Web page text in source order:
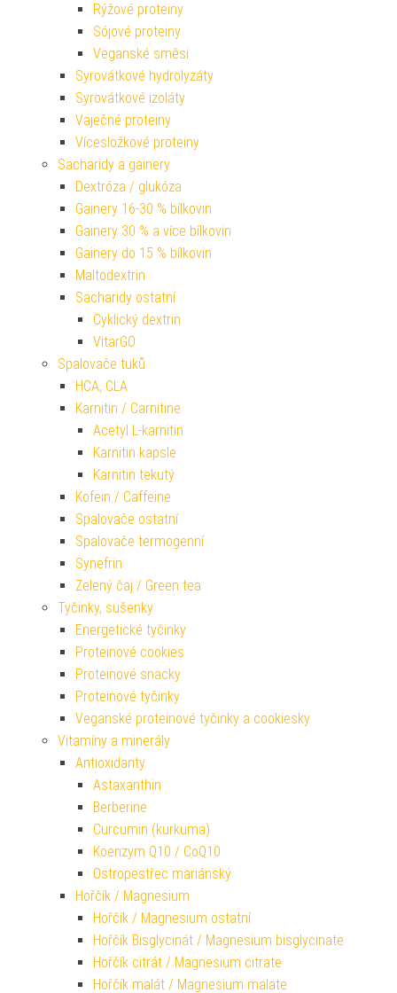
Rýžové proteiny
Sójové proteiny
Veganské směsi
Syrovátkové hydrolyzáty
Syrovátkové izoláty
Vaječné proteiny
Vícesložkové proteiny
Sacharidy a gainery
Dextróza / glukóza
Gainery 16-30 % bílkovin
Gainery 30 % a více bílkovin
Gainery do 15 % bílkovin
Maltodextrin
Sacharidy ostatní
Cyklický dextrin
VitarGO
Spalovače tuků
HCA, CLA
Karnitin / Carnitine
Acetyl L-karnitin
Karnitin kapsle
Karnitin tekutý
Kofein / Caffeine
Spalovače ostatní
Spalovače termogenní
Synefrin
Zelený čaj / Green tea
Tyčinky, sušenky
Energetické tyčinky
Proteinové cookies
Proteinové snacky
Proteinové tyčinky
Veganské proteinové tyčinky a cookiesky
Vitamíny a minerály
Antioxidanty
Astaxanthin
Berberine
Curcumin (kurkuma)
Koenzym Q10 / CoQ10
Ostropestřec mariánský
Hořčík / Magnesium
Hořčík / Magnesium ostatní
Hořčík Bisglycinát / Magnesium bisglycinate
Hořčík citrát / Magnesium citrate
Hořčík malát / Magnesium malate